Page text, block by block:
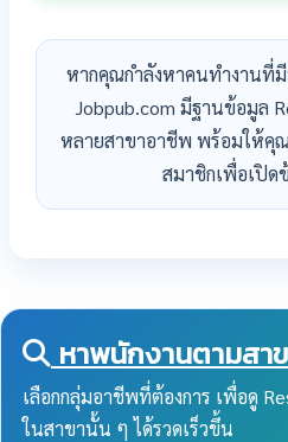
หากคุณกำลังหาคนทำงานที่
Jobpub.com มีฐานข้อมูล
หลายสาขาอาชีพ พร้อมให้คุ
สมาชิกเพื่อเปิด
หาพนักงานตามสา
เลือกกลุ่มอาชีพที่ต้องการ เพื่อดู
ในสาขานั้น ๆ ได้รวดเร็วขึ้น